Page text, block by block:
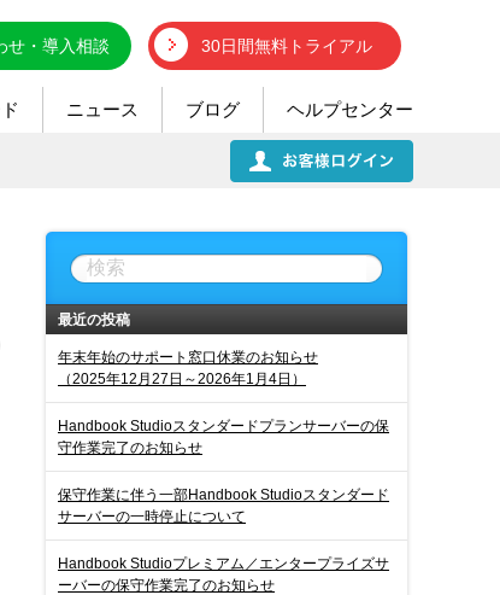
せ・導入相談 30日間無料トライアル
ニュース ブログ ヘルプセンター
最近の投稿
年末年始のサポート窓口休業のお知らせ
（2025年12月27日～2026年1月4日）
Handbook Studioスタンダードプランサーバーの保
守作業完了のお知らせ
保守作業に伴う一部Handbook Studioスタンダード
サーバーの一時停止について
Handbook Studioプレミアム／エンタープライズサ
ーバーの保守作業完了のお知らせ